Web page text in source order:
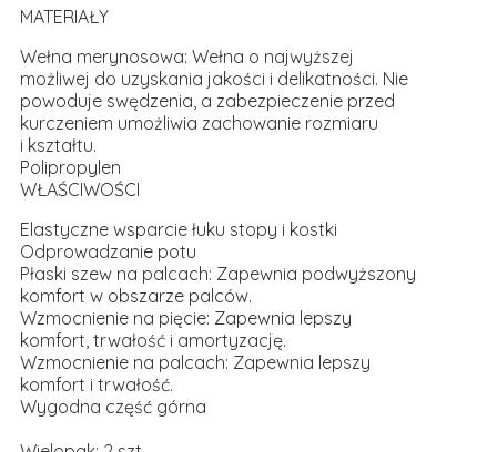
MATERIAŁY
Wełna merynosowa: Wełna o najwyższej
możliwej do uzyskania jakości i delikatności. Nie
powoduje swędzenia, a zabezpieczenie przed
kurczeniem umożliwia zachowanie rozmiaru
i kształtu.
Polipropylen
WŁAŚCIWOŚCI
Elastyczne wsparcie łuku stopy i kostki
Odprowadzanie potu
Płaski szew na palcach: Zapewnia podwyższony
komfort w obszarze palców.
Wzmocnienie na pięcie: Zapewnia lepszy
komfort, trwałość i amortyzację.
Wzmocnienie na palcach: Zapewnia lepszy
komfort i trwałość.
Wygodna część górna